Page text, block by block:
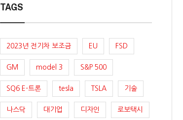
TAGS
2023년 전기차 보조금 EU FSD
GM model 3 S&P 500
SQ6 E-트론 tesla TSLA 기술
나스닥 대기업 디자인 로보택시